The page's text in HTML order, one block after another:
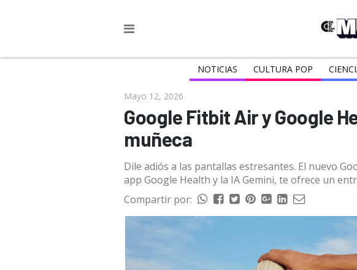
NOTICIAS CULTURA POP
Mayo 12, 2026
Google Fitbit Air y Google
muñeca
Dile adiós a las pantallas estresantes. El nuevo
app Google Health y la IA Gemini, te ofrece un
Compartir por: